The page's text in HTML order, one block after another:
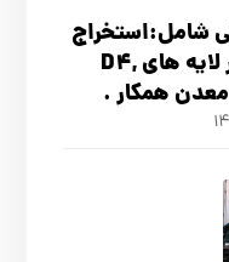
شامل:استخراج
زغال و پیشروی افقی در لایه های D4,